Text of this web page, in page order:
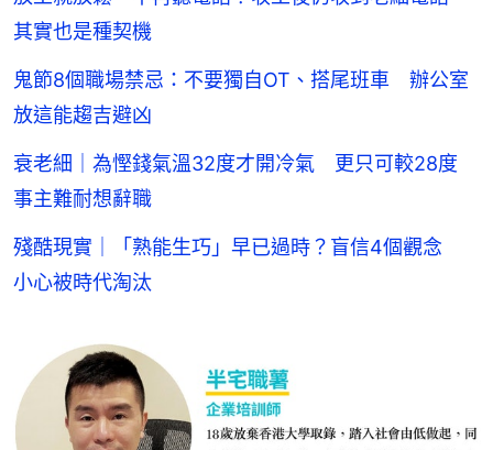
其實也是種契機
鬼節8個職場禁忌：不要獨自OT、搭尾班車 辦公室
放這能趨吉避凶
衰老細｜為慳錢氣溫32度才開冷氣 更只可較28度
事主難耐想辭職
殘酷現實｜「熟能生巧」早已過時？盲信4個觀念
小心被時代淘汰